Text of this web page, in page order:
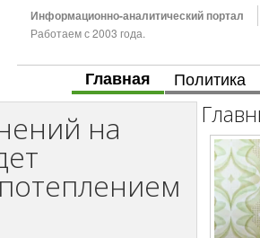
Информационно-аналитический портал
Работаем с 2003 года.
Главная Политика
на
потеплением